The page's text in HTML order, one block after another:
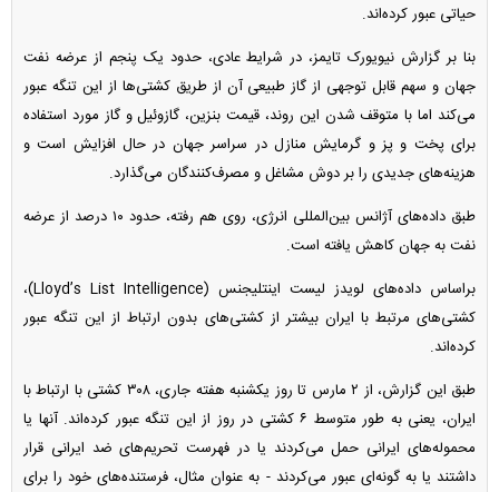
حیاتی عبور کرده‌اند.
بنا بر گزارش نیویورک تایمز، در شرایط عادی، حدود یک پنجم از عرضه نفت
جهان و سهم قابل توجهی از گاز طبیعی آن از طریق کشتی‌ها از این تنگه عبور
می‌کند اما با متوقف شدن این روند، قیمت بنزین، گازوئیل و گاز مورد استفاده
برای پخت و پز و گرمایش منازل در سراسر جهان در حال افزایش است و
هزینه‌های جدیدی را بر دوش مشاغل و مصرف‌کنندگان می‌گذارد.
طبق داده‌های آژانس بین‌المللی انرژی، روی هم رفته، حدود ۱۰ درصد از عرضه
نفت به جهان کاهش یافته است.
براساس داده‌های لویدز لیست اینتلیجنس (Lloyd’s List Intelligence)،
کشتی‌های مرتبط با ایران بیشتر از کشتی‌های بدون ارتباط از این تنگه عبور
کرده‌اند.
طبق این گزارش، از ۲ مارس تا روز یکشنبه هفته جاری، ۳۰۸ کشتی با ارتباط با
ایران، یعنی به طور متوسط ‌۶ کشتی در روز از این تنگه عبور کرده‌اند. آنها یا
محموله‌های ایرانی حمل می‌کردند یا در فهرست تحریم‌های ضد ایرانی قرار
داشتند یا به گونه‌ای عبور می‌کردند - به عنوان مثال، فرستنده‌های خود را برای